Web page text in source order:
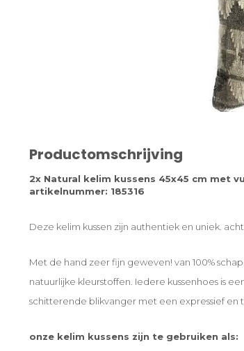
Productomschrijving
2x Natural kelim kussens 45x45 cm met
artikelnummer: 185316
Deze kelim kussen zijn authentiek en uniek.
Met de hand zeer fijn geweven! van 100%
natuurlijke kleurstoffen. Iedere kussenhoes is
schitterende blikvanger met een expressief en
onze kelim kussens zijn te gebruiken als: